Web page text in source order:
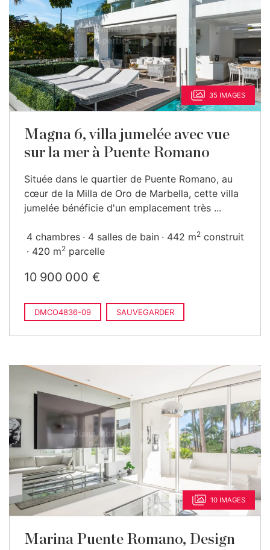
35 IMAGES
Magna 6, villa jumelée avec vue
sur la mer à Puente Romano
Située dans le quartier de Puente Romano, au
cœur de la Milla de Oro de Marbella, cette villa
jumelée bénéficie d'un emplacement très ...
4 chambres 4 salles de bain 442 m2 construit
420 m2 parcelle
10 900 000 €
DMCO4836-09 SAUVEGARDER
10 IMAGES
Marina Puente Romano, Design